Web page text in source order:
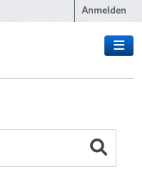
Anmelden